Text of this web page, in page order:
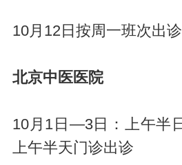
10月12日按周一班次出诊
北京中医医院
10月1日—3日：上午半
上午半天门诊出诊